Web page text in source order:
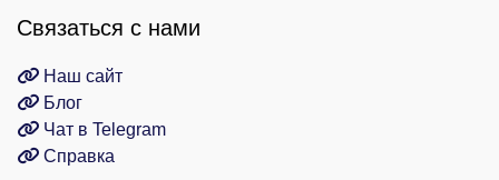
Связаться с нами
Наш сайт
Блог
Чат в Telegram
Справка